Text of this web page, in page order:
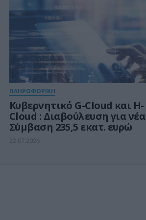
ΠΛΗΡΟΦΟΡΙΚΗ
Kυβερνητικό G-Cloud και H-
Cloud : Διαβούλευση για νέα
Σύμβαση 235,5 εκατ. ευρώ
22.07.2026